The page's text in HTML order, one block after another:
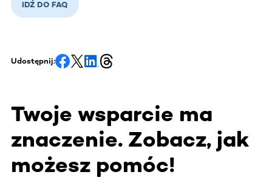
IDŹ DO FAQ
Udostępnij:
Twoje wsparcie ma
znaczenie. Zobacz, jak
możesz pomóc!